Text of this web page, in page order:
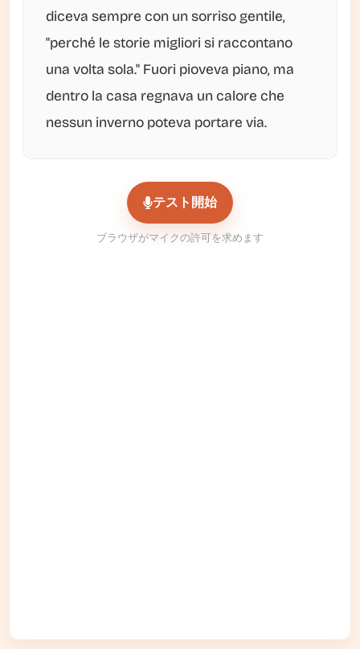
diceva sempre con un sorriso gentile,
"perché le storie migliori si raccontano
una volta sola." Fuori pioveva piano, ma
dentro la casa regnava un calore che
nessun inverno poteva portare via.
テスト開始
ブラウザがマイクの許可を求めます